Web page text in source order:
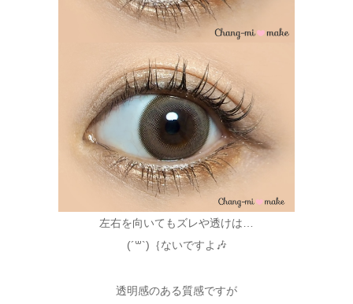
左右を向いてもズレや透けは…
(´꒳`)｛ないですよ🎶
透明感のある質感ですが